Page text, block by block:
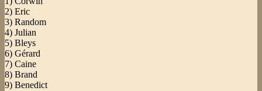
2) Eric
3) Random
4) Julian
5) Bleys
6) Gérard
7) Caine
8) Brand
9) Benedict